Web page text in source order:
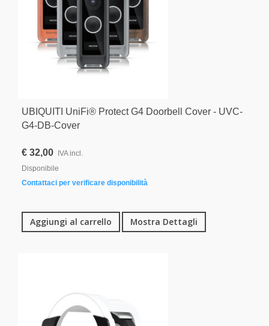
UBIQUITI UniFi® Protect G4 Doorbell Cover - UVC-
G4-DB-Cover
€ 32,00
IVA incl.
Disponibile
Contattaci per verificare disponibilità
Aggiungi al carrello Mostra Dettagli